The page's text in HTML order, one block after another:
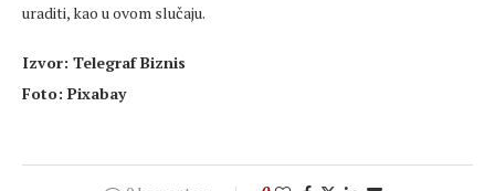
uraditi, kao u ovom slučaju.
Izvor: Telegraf Biznis
Foto: Pixabay